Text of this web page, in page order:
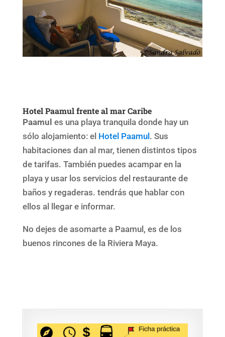
Hotel Paamul frente al mar Caribe
Paamul es una playa tranquila donde hay un
sólo alojamiento: el Hotel Paamul. Sus
habitaciones dan al mar, tienen distintos tipos
de tarifas. También puedes acampar en la
playa y usar los servicios del restaurante de
baños y regaderas. tendrás que hablar con
ellos al llegar e informar.
No dejes de asomarte a Paamul, es de los
buenos rincones de la Riviera Maya.